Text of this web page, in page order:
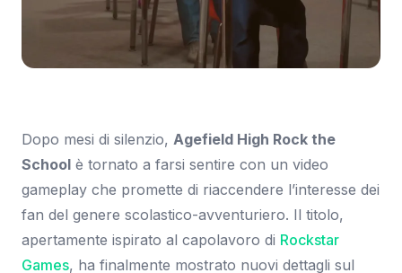
Dopo mesi di silenzio, Agefield High Rock the
School è tornato a farsi sentire con un video
gameplay che promette di riaccendere l’interesse dei
fan del genere scolastico-avventuriero. Il titolo,
apertamente ispirato al capolavoro di Rockstar
Games, ha finalmente mostrato nuovi dettagli sul